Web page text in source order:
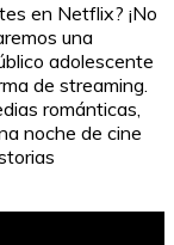
en Netflix? ¡No
una
adolescente
de streaming.
románticas,
noche de cine